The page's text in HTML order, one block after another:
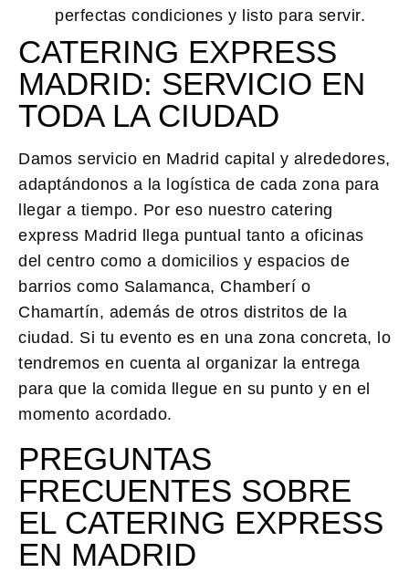
perfectas condiciones y listo para servir.
CATERING EXPRESS
MADRID: SERVICIO EN
TODA LA CIUDAD
Damos servicio en Madrid capital y alrededores,
adaptándonos a la logística de cada zona para
llegar a tiempo. Por eso nuestro catering
express Madrid llega puntual tanto a oficinas
del centro como a domicilios y espacios de
barrios como Salamanca, Chamberí o
Chamartín, además de otros distritos de la
ciudad. Si tu evento es en una zona concreta, lo
tendremos en cuenta al organizar la entrega
para que la comida llegue en su punto y en el
momento acordado.
PREGUNTAS
FRECUENTES SOBRE
EL CATERING EXPRESS
EN MADRID